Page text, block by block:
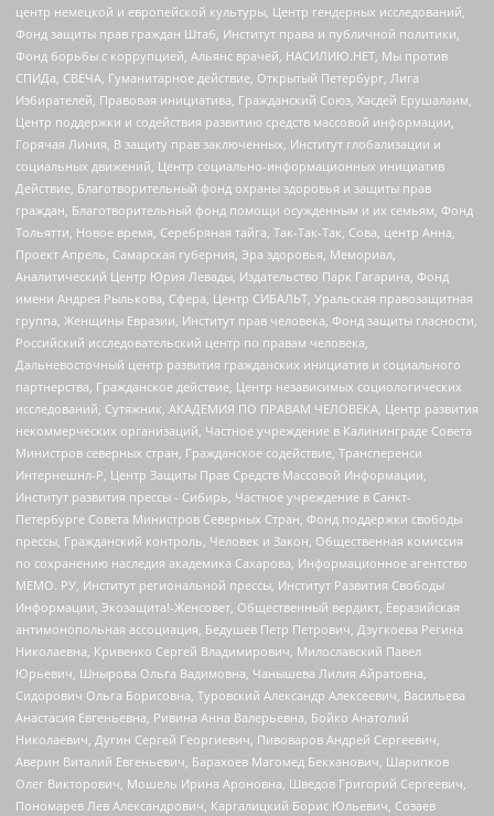
центр немецкой и европейской культуры, Центр гендерных исследований,
Фонд защиты прав граждан Штаб, Институт права и публичной политики,
Фонд борьбы с коррупцией, Альянс врачей, НАСИЛИЮ.НЕТ, Мы против
СПИДа, СВЕЧА, Гуманитарное действие, Открытый Петербург, Лига
Избирателей, Правовая инициатива, Гражданский Союз, Хасдей Ерушалаим,
Центр поддержки и содействия развитию средств массовой информации,
Горячая Линия, В защиту прав заключенных, Институт глобализации и
социальных движений, Центр социально-информационных инициатив
Действие, Благотворительный фонд охраны здоровья и защиты прав
граждан, Благотворительный фонд помощи осужденным и их семьям, Фонд
Тольятти, Новое время, Серебряная тайга, Так-Так-Так, Сова, центр Анна,
Проект Апрель, Самарская губерния, Эра здоровья, Мемориал,
Аналитический Центр Юрия Левады, Издательство Парк Гагарина, Фонд
имени Андрея Рылькова, Сфера, Центр СИБАЛЬТ, Уральская правозащитная
группа, Женщины Евразии, Институт прав человека, Фонд защиты гласности,
Российский исследовательский центр по правам человека,
Дальневосточный центр развития гражданских инициатив и социального
партнерства, Гражданское действие, Центр независимых социологических
исследований, Сутяжник, АКАДЕМИЯ ПО ПРАВАМ ЧЕЛОВЕКА, Центр развития
некоммерческих организаций, Частное учреждение в Калининграде Совета
Министров северных стран, Гражданское содействие, Трансперенси
Интернешнл-Р, Центр Защиты Прав Средств Массовой Информации,
Институт развития прессы - Сибирь, Частное учреждение в Санкт-
Петербурге Совета Министров Северных Стран, Фонд поддержки свободы
прессы, Гражданский контроль, Человек и Закон, Общественная комиссия
по сохранению наследия академика Сахарова, Информационное агентство
МЕМО. РУ, Институт региональной прессы, Институт Развития Свободы
Информации, Экозащита!-Женсовет, Общественный вердикт, Евразийская
антимонопольная ассоциация, Бедушев Петр Петрович, Дзугкоева Регина
Николаевна, Кривенко Сергей Владимирович, Милославский Павел
Юрьевич, Шнырова Ольга Вадимовна, Чанышева Лилия Айратовна,
Сидорович Ольга Борисовна, Туровский Александр Алексеевич, Васильева
Анастасия Евгеньевна, Ривина Анна Валерьевна, Бойко Анатолий
Николаевич, Дугин Сергей Георгиевич, Пивоваров Андрей Сергеевич,
Аверин Виталий Евгеньевич, Барахоев Магомед Бекханович, Шарипков
Олег Викторович, Мошель Ирина Ароновна, Шведов Григорий Сергеевич,
Пономарев Лев Александрович, Каргалицкий Борис Юльевич, Созаев